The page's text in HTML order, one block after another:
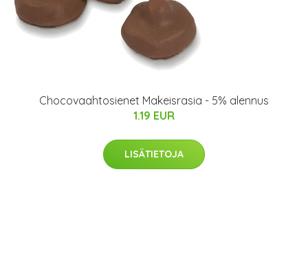
Chocovaahtosienet Makeisrasia - 5% alennus
1.19 EUR
LISÄTIETOJA